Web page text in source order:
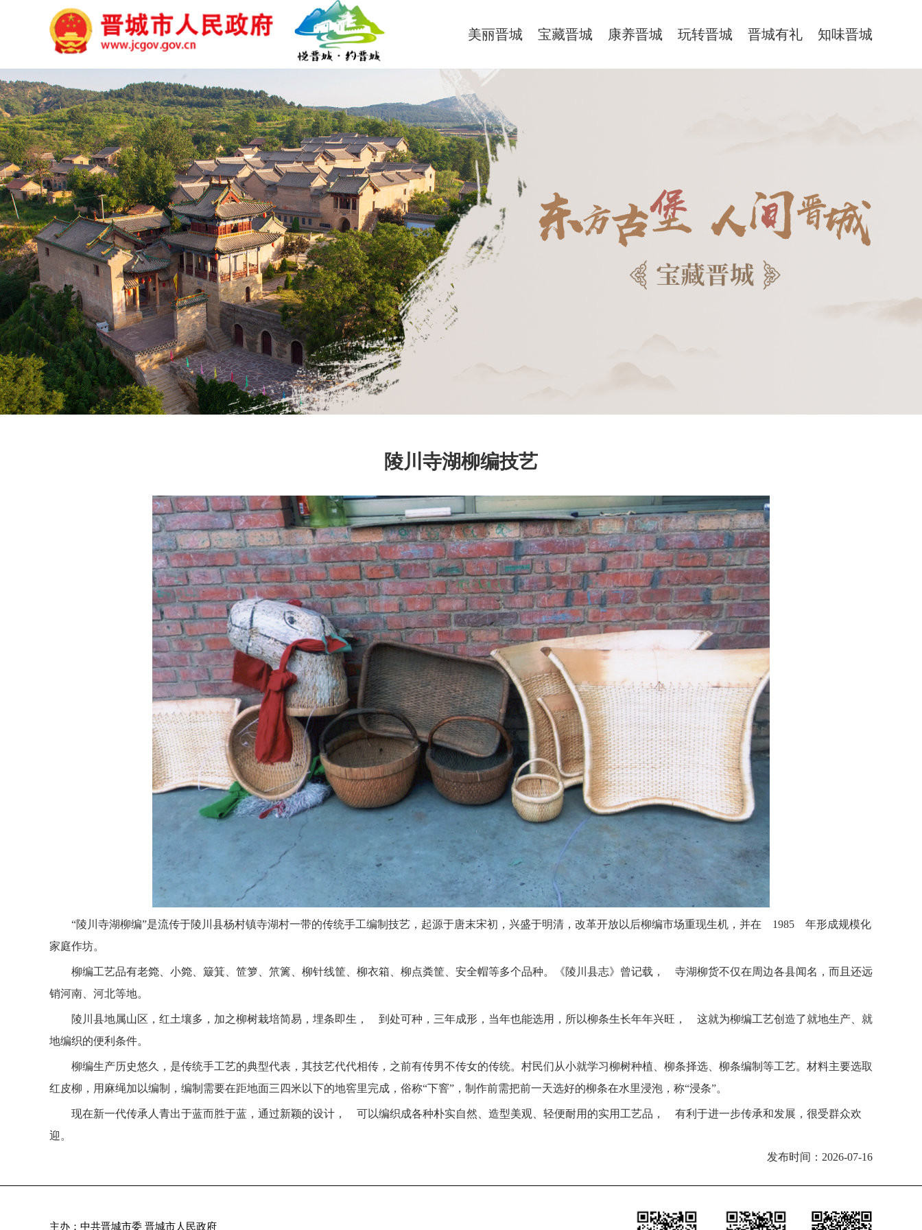
美丽晋城 宝藏晋城 康养晋城 玩转晋城 晋城有礼 知味晋城
陵川寺湖柳编技艺
“陵川寺湖柳编”是流传于陵川县杨村镇寺湖村一带的传统手工编制技艺，起源于唐末宋初，兴盛于明清，改革开放以后柳编市场重现生机，并在 1985 年形成规模化
家庭作坊。
柳编工艺品有老箢、小箢、簸箕、笸箩、笊篱、柳针线筐、柳衣箱、柳点粪筐、安全帽等多个品种。《陵川县志》曾记载， 寺湖柳货不仅在周边各县闻名，而且还远
销河南、河北等地。
陵川县地属山区，红土壤多，加之柳树栽培简易，埋条即生， 到处可种，三年成形，当年也能选用，所以柳条生长年年兴旺， 这就为柳编工艺创造了就地生产、就
地编织的便利条件。
柳编生产历史悠久，是传统手工艺的典型代表，其技艺代代相传，之前有传男不传女的传统。村民们从小就学习柳树种植、柳条择选、柳条编制等工艺。材料主要选取
红皮柳，用麻绳加以编制，编制需要在距地面三四米以下的地窖里完成，俗称“下窨”，制作前需把前一天选好的柳条在水里浸泡，称“浸条”。
现在新一代传承人青出于蓝而胜于蓝，通过新颖的设计， 可以编织成各种朴实自然、造型美观、轻便耐用的实用工艺品， 有利于进一步传承和发展，很受群众欢
迎。
发布时间：2026-07-16
主办：中共晋城市委 晋城市人民政府